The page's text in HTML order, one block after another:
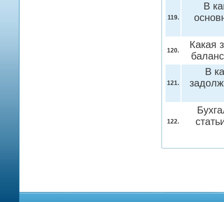
119.
В
120.
Какая
121.
В
122.